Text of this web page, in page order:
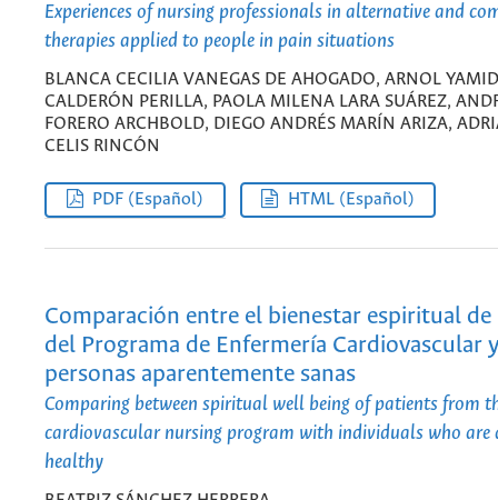
Experiences of nursing professionals in alternative and
therapies applied to people in pain situations
BLANCA CECILIA VANEGAS DE AHOGADO, ARNOL YAMID
CALDERÓN PERILLA, PAOLA MILENA LARA SUÁREZ,
FORERO ARCHBOLD, DIEGO ANDRÉS MARÍN ARIZA,
CELIS RINCÓN
PDF (Español) HTML (Español)
Comparación entre el bienestar espiritual de
del Programa de Enfermería Cardiovascular
personas aparentemente sanas
Comparing between spiritual well being of patients from
cardiovascular nursing program with individuals who are
healthy